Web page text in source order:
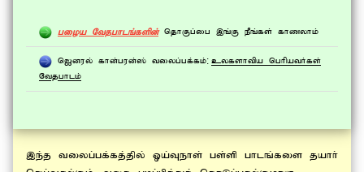
gioa Ntjghlq;fspd;njhFg;ig ,q;F ePq;fs; fhzyhk;
n[duy; fhd;gud;]; tiyg;gf;fk;: cyfshtpa nghpath;fs;
Ntjghlk;
,e;j tiyg;gf;fj;jpy; Xa;Tehs; gs;sp ghlq;fis jahh;